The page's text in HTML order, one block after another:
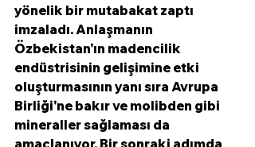
yönelik bir mutabakat zaptı
imzaladı. Anlaşmanın
Özbekistan'ın madencilik
endüstrisinin gelişimine etki
oluşturmasının yanı sıra Avrupa
Birliği'ne bakır ve molibden gibi
mineraller sağlaması da
amaçlanıyor. Bir sonraki adımda